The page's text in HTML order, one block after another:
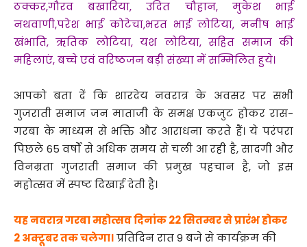
ठक्कर,गौरव बखारिया, उदित चौहान, मुकेश भाई
नथवाणी,परेश भाई कोटेचा,भरत भाई लोटिया, मनीष भाई
खंभाति, ऋतिक लोटिया, यश लोटिया, सहित समाज की
महिलाएं, बच्चे एवं वरिष्ठजन बड़ी संख्या में सम्मिलित हुये।
आपको बता दें कि शारदेय नवरात्र के अवसर पर सभी
गुजराती समाज जन माताजी के समक्ष एकजुट होकर रास-
गरबा के माध्यम से भक्ति और आराधना करते हैं। ये परंपरा
पिछले 65 वर्षों से अधिक समय से चली आ रही है, सादगी और
विनम्रता गुजराती समाज की प्रमुख पहचान है, जो इस
महोत्सव में स्पष्ट दिखाई देती है।
यह नवरात्र गरबा महोत्सव दिनांक 22 सितम्बर से प्रारंभ होकर
2 अक्टूबर तक चलेगा।प्रतिदिन रात 9 बजे से कार्यक्रम की